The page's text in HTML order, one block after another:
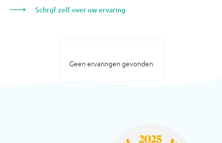
Schrijf zelf over uw ervaring
Geen ervaringen gevonden